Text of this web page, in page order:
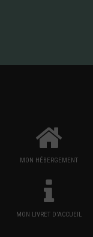
MON HÉBERGEMENT
MON LIVRET D'ACCUEIL